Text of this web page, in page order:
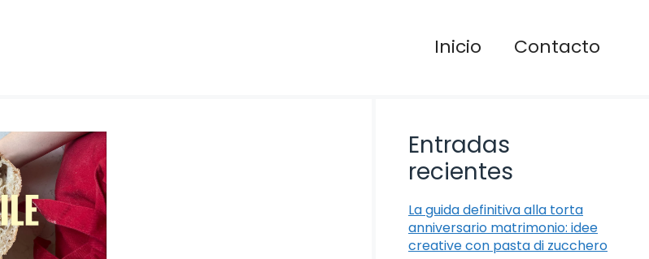
Inicio Contacto
Entradas
recientes
La guida definitiva alla torta
anniversario matrimonio: idee
creative con pasta di zucchero